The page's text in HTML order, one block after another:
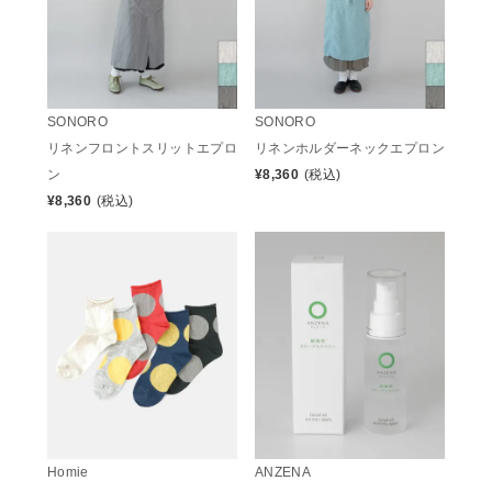
SONORO
リネンフロントスリットエプロ
ン
¥8,360 (税込)
SONORO
リネンホルダーネックエプロン
¥8,360 (税込)
Homie
ANZENA